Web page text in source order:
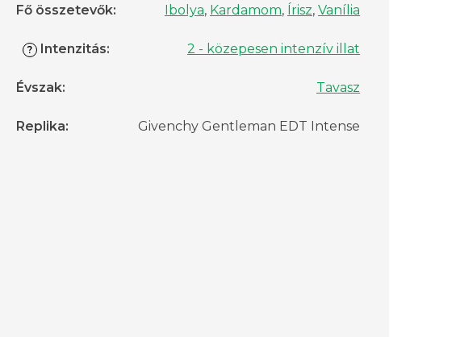
Fő összetevők: Ibolya, Kardamom, Írisz, Vanília
? Intenzitás: 2 - közepesen intenzív illat
Évszak: Tavasz
Replika: Givenchy Gentleman EDT Intense